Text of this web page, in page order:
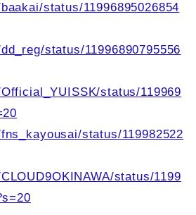
status/11996895026854
status/11996890795556
status/119969
status/119982522
status/1199